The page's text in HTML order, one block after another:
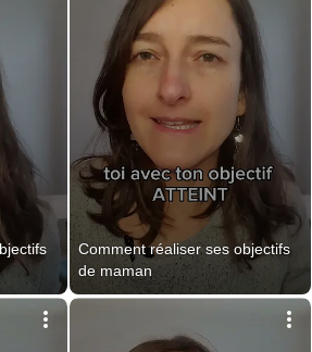
Comment réaliser ses objectifs
de maman